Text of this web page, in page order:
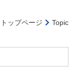
トップページ Topic